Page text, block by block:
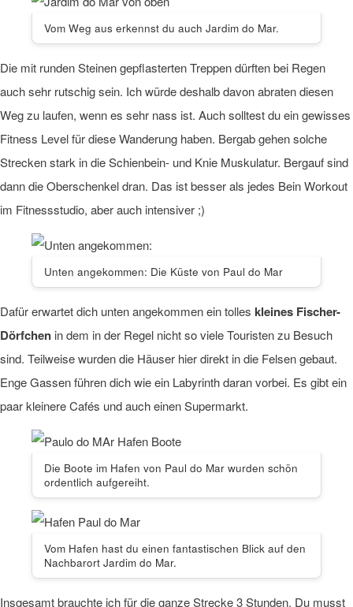
Vom Weg aus erkennst du auch Jardim do Mar.
Die mit runden Steinen gepflasterten Treppen dürften bei Regen
auch sehr rutschig sein. Ich würde deshalb davon abraten diesen
Weg zu laufen, wenn es sehr nass ist. Auch solltest du ein gewisses
Fitness Level für diese Wanderung haben. Bergab gehen solche
Strecken stark in die Schienbein- und Knie Muskulatur. Bergauf sind
dann die Oberschenkel dran. Das ist besser als jedes Bein Workout
im Fitnessstudio, aber auch intensiver ;)
Unten angekommen: Die Küste von Paul do Mar
Dafür erwartet dich unten angekommen ein tolles kleines Fischer-
Dörfchen in dem in der Regel nicht so viele Touristen zu Besuch
sind. Teilweise wurden die Häuser hier direkt in die Felsen gebaut.
Enge Gassen führen dich wie ein Labyrinth daran vorbei. Es gibt ein
paar kleinere Cafés und auch einen Supermarkt.
Die Boote im Hafen von Paul do Mar wurden schön
ordentlich aufgereiht.
Vom Hafen hast du einen fantastischen Blick auf den
Nachbarort Jardim do Mar.
Insgesamt brauchte ich für die ganze Strecke 3 Stunden. Du musst